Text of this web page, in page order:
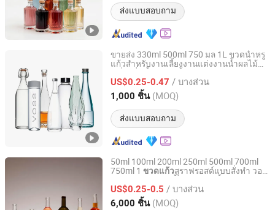
ส่งแบบสอบถาม
ขายส่ง 330ml 500ml 750 มล 1L ขวดน้ำหรู
แก้วสำหรับงานเลี้ยงงานแต่งงานน้ำผลไม้
หรือฝาเกลียว
US$0.25-0.47 / บางส่วน
1,000 ชิ้น (MOQ)
ส่งแบบสอบถาม
Zhonghai(Tianjin)International Trade CO,LTD
Tianjin, China อัตราจาก 2024
50ml 100ml 200ml 250ml 500ml 700ml
750ml 1 ขวดแก้วสุราฟรอสต์แบบสั่งทำ วอ
เบียร์
US$0.25-0.5 / บางส่วน
6,000 ชิ้น (MOQ)
Xilong Products Co., Limited
Shanghai, China อัตราจาก 2012